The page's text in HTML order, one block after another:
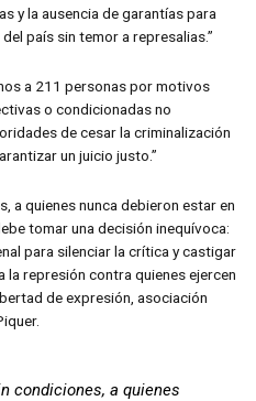
y la ausencia de garantías para
país sin temor a represalias.”
a 211 personas por motivos
o condicionadas no
de cesar la criminalización
un juicio justo.”
a quienes nunca debieron estar en
tomar una decisión inequívoca:
para silenciar la crítica y castigar
la represión contra quienes ejercen
de expresión, asociación
condiciones, a quienes